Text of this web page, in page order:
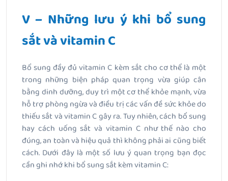
V – Những lưu ý khi bổ sung
sắt và vitamin C
Bổ sung đầy đủ vitamin C kèm sắt cho cơ thể là một
trong những biện pháp quan trọng vừa giúp cân
bằng dinh dưỡng, duy trì một cơ thể khỏe mạnh, vừa
hỗ trợ phòng ngừa và điều trị các vấn đề sức khỏe do
thiếu sắt và vitamin C gây ra. Tuy nhiên, cách bổ sung
hay cách uống sắt và vitamin C như thế nào cho
đúng, an toàn và hiệu quả thì không phải ai cũng biết
cách. Dưới đây là một số lưu ý quan trọng bạn đọc
cần ghi nhớ khi bổ sung sắt kèm vitamin C: